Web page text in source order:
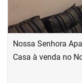
Nossa Senhora
Casa à venda no